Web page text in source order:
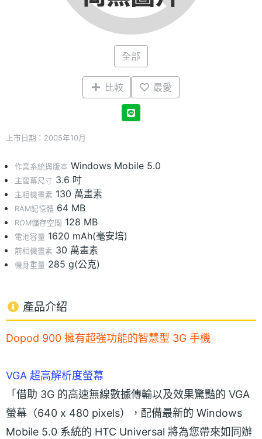
全部
比較 最愛
上市日期：2005年10月
作業系統與版本 Windows Mobile 5.0
主螢幕尺寸 3.6 吋
主相機畫素 130 萬畫素
RAM記憶體 64 MB
ROM儲存空間 128 MB
電池容量 1620 mAh(毫安培)
前相機畫素 30 萬畫素
機身重量 285 g(公克)
產品介紹
Dopod 900 擁有超強功能的智慧型 3G 手機
VGA 超高解析度螢幕
「借助 3G 的高速無線數據傳輸以及效果驚豔的 VGA
螢幕（640 x 480 pixels），配備最新的 Windows
Mobile 5.0 系統的 HTC Universal 將為您帶來如同辦